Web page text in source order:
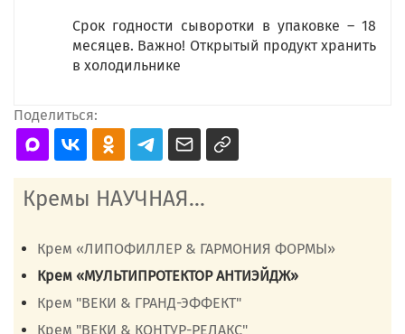
Срок годности сыворотки в упаковке – 18
месяцев. Важно! Открытый продукт хранить
в холодильнике
Поделиться:
Кремы НАУЧНАЯ...
Крем «ЛИПОФИЛЛЕР & ГАРМОНИЯ ФОРМЫ»
Крем «МУЛЬТИПРОТЕКТОР АНТИЭЙДЖ»
Крем "ВЕКИ & ГРАНД-ЭФФЕКТ"
Крем "ВЕКИ & КОНТУР-РЕЛАКС"